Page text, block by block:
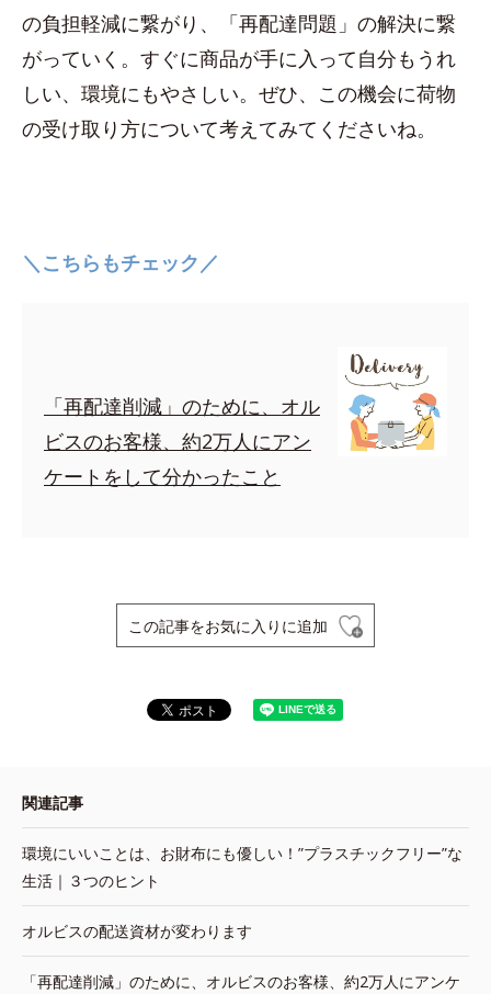
の負担軽減に繋がり、「再配達問題」の解決に繋
がっていく。すぐに商品が手に入って自分もうれ
しい、環境にもやさしい。ぜひ、この機会に荷物
の受け取り方について考えてみてくださいね。
＼こちらもチェック／
「再配達削減」のために、オル
ビスのお客様、約2万人にアン
ケートをして分かったこと
この記事をお気に入りに追加
関連記事
環境にいいことは、お財布にも優しい！”プラスチックフリー”な
生活｜３つのヒント
オルビスの配送資材が変わります
「再配達削減」のために、オルビスのお客様、約2万人にアンケ